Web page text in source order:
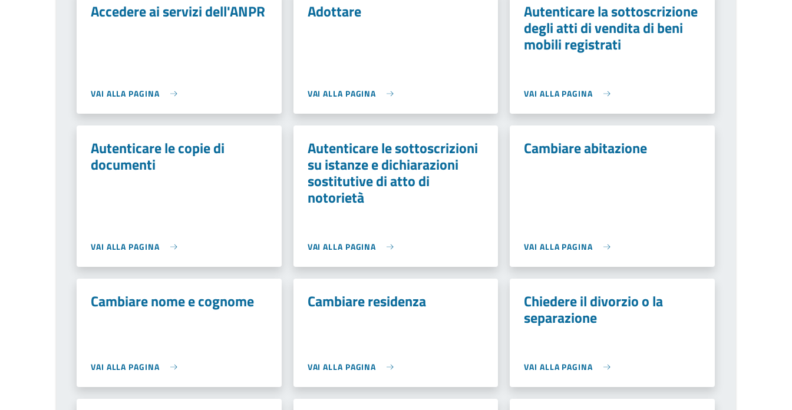
Accedere ai servizi dell'ANPR
VAI ALLA PAGINA
Adottare
VAI ALLA PAGINA
Autenticare la sottoscrizione
degli atti di vendita di beni
mobili registrati
VAI ALLA PAGINA
Autenticare le copie di
documenti
VAI ALLA PAGINA
Autenticare le sottoscrizioni
su istanze e dichiarazioni
sostitutive di atto di
notorietà
VAI ALLA PAGINA
Cambiare abitazione
VAI ALLA PAGINA
Cambiare nome e cognome
VAI ALLA PAGINA
Cambiare residenza
VAI ALLA PAGINA
Chiedere il divorzio o la
separazione
VAI ALLA PAGINA